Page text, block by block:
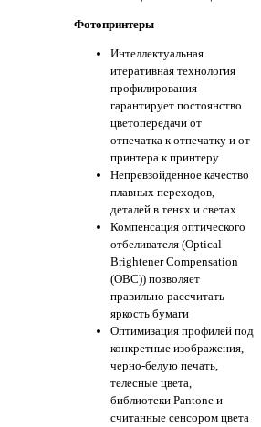
Фотопринтеры
Интеллектуальная
итеративная технология
профилирования
гарантирует постоянство
цветопередачи от
отпечатка к отпечатку и от
принтера к принтеру
Непревзойденное качество
плавных переходов,
деталей в тенях и светах
Компенсация оптического
отбеливателя (Optical
Brightener Compensation
(OBC)) позволяет
правильно рассчитать
яркость бумаги
Оптимизация профилей под
конкретные изображения,
черно-белую печать,
телесные цвета,
библиотеки Pantone и
считанные сенсором цвета